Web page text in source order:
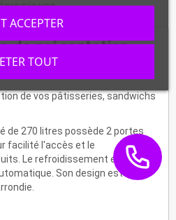
de présentation
de vos pâtisseries, sandwichs
de 270 litres possède 2 portes
facilité l'accès et le
Le refroidissement est par air
Son design est
TOUT
ACCEPTER